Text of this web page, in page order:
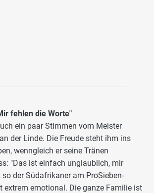
fehlen die Worte"
ein paar Stimmen vom Meister
der Linde. Die Freude steht ihm ins
wenngleich er seine Tränen
"Das ist einfach unglaublich, mir
so der Südafrikaner am ProSieben-
extrem emotional. Die ganze Familie ist